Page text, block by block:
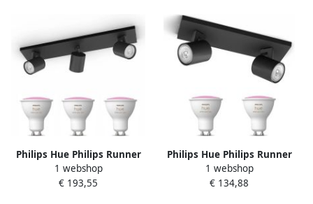
Philips Hue Philips Runner
Opbouwspot Hue White &
Color Ambiance
1 webshop
€ 193,55
Philips Hue Philips Runner
Opbouwspot Hue White &
Color Ambiance
1 webshop
€ 134,88